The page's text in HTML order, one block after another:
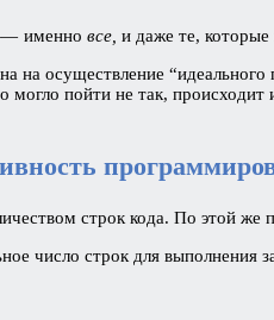
именно все, и даже те, которые
на осуществление
могло пойти не так,
строк кода. По этой
число строк для выполнения